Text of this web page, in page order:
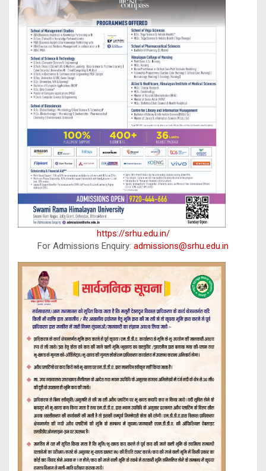
https://srhu.edu.in/
For Admissions Enquiry: admissions@srhu.edu.in